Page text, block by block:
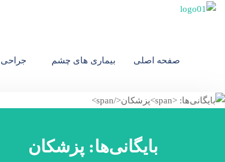
c
صفحه اصلی بیماری های چشم
بایگانی‌ها: پزشکان